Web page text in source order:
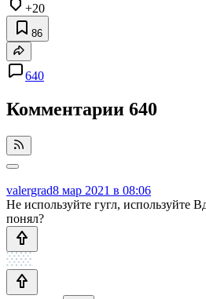
+20
86
640
Комментарии 640
valergrad8 мар 2021 в 08:06
Не используйте гугл, используйте
понял?